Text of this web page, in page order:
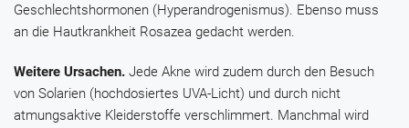
Geschlechtshormonen (Hyperandrogenismus). Ebenso muss
an die Hautkrankheit Rosazea gedacht werden.
Weitere Ursachen. Jede Akne wird zudem durch den Besuch
von Solarien (hochdosiertes UVA-Licht) und durch nicht
atmungsaktive Kleiderstoffe verschlimmert. Manchmal wird